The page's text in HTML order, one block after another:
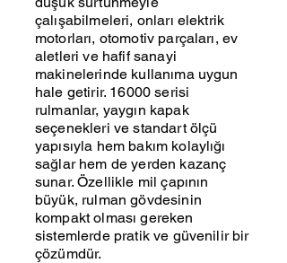
çalışabilmeleri, onları elektrik
motorları, otomotiv parçaları, ev
aletleri ve hafif sanayi
makinelerinde kullanıma uygun
hale getirir. 16000 serisi
rulmanlar, yaygın kapak
seçenekleri ve standart ölçü
yapısıyla hem bakım kolaylığı
sağlar hem de yerden kazanç
sunar. Özellikle mil çapının
büyük, rulman gövdesinin
kompakt olması gereken
sistemlerde pratik ve güvenilir bir
çözümdür.